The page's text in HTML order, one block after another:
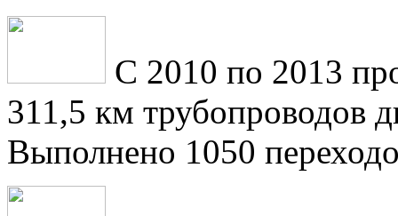
С 2010 по 2013
311,5 км трубопроводов
Выполнено 1050